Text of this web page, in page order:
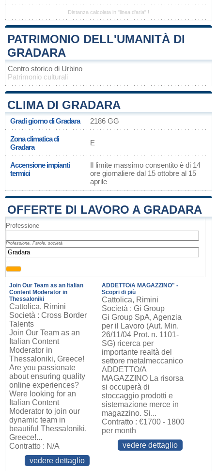
Distanza calcolata in "linea d'aria" !
PATRIMONIO DELL'UMANITÀ DI
GRADARA
Centro storico di Urbino
Patrimonio culturali
CLIMA DI GRADARA
Gradi giorno di Gradara 2186 GG
Zona climatica di
Gradara
E
Accensione impianti
termici
Il limite massimo consentito è di 14
ore giornaliere dal 15 ottobre al 15
aprile
OFFERTE DI LAVORO A GRADARA
Professione
Professione, Parole, società
, ,
Join Our Team as an Italian
Content Moderator in
Thessaloniki
Cattolica, Rimini
Società : Cross Border
Talents
Join Our Team as an
Italian Content
Moderator in
Thessaloniki, Greece!
Are you passionate
about ensuring quality
online experiences?
Were looking for an
Italian Content
Moderator to join our
dynamic team in
beautiful Thessaloniki,
Greece!...
Contratto : N/A
vedere dettaglio
ADDETTO/A MAGAZZINO" -
Scopri di più
Cattolica, Rimini
Società : Gi Group
Gi Group SpA, Agenzia
per il Lavoro (Aut. Min.
26/11/04 Prot. n. 1101-
SG) ricerca per
importante realtà del
settore metalmeccanico
ADDETTO/A
MAGAZZINO La risorsa
si occuperà di
stoccaggio prodotti e
sistemazione merce in
magazzino. Si...
Contratto : €1700 - 1800
per month
vedere dettaglio